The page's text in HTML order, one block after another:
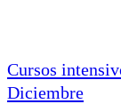
Cursos
Diciembre